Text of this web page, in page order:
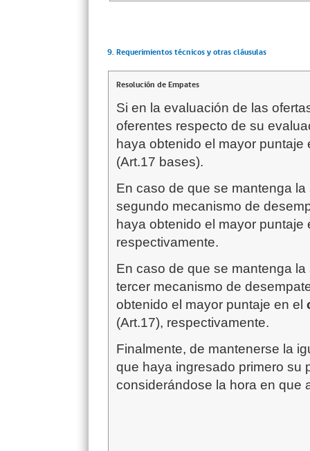
9. Requerimientos técnicos y otras cláusulas
Resolución de Empates
Si en la evaluación de las
oferentes respecto de su
haya obtenido el mayor puntaje
(Art.17 bases).
En caso de que se mantenga
segundo mecanismo de
haya obtenido el mayor puntaje
respectivamente.
En caso de que se mantenga
tercer mecanismo de
obtenido el mayor puntaje en el
(Art.17), respectivamente.
Finalmente, de mantenerse la
que haya ingresado primero su
considerándose la hora en que